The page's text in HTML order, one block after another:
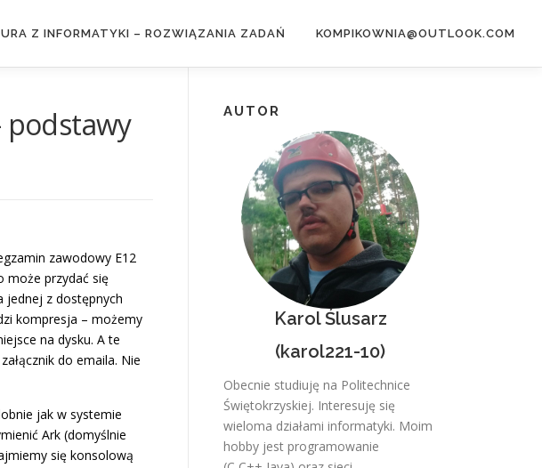
Z INFORMATYKI – ROZWIĄZANIA ZADAŃ KOMPIKOWNIA@OUTLOOK.COM
podstawy
zawodowy E12
może przydać się
jednej z dostępnych
kompresja – możemy
na dysku. A te
do emaila. Nie
jak w systemie
Ark (domyślnie
się konsolową
AUTOR
Karol Ślusarz
(karol221-10)
Obecnie studiuję na Politechnice
Świętokrzyskiej. Interesuję się
wieloma działami informatyki. Moim
hobby jest programowanie